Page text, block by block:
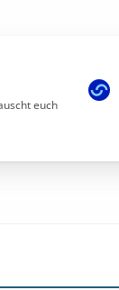
euch
L
e
t